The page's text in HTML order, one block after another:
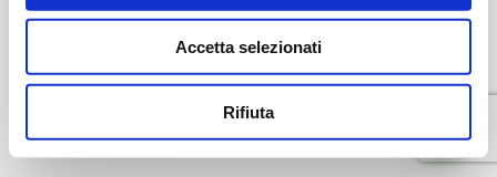
Accetta selezionati
Rifiuta